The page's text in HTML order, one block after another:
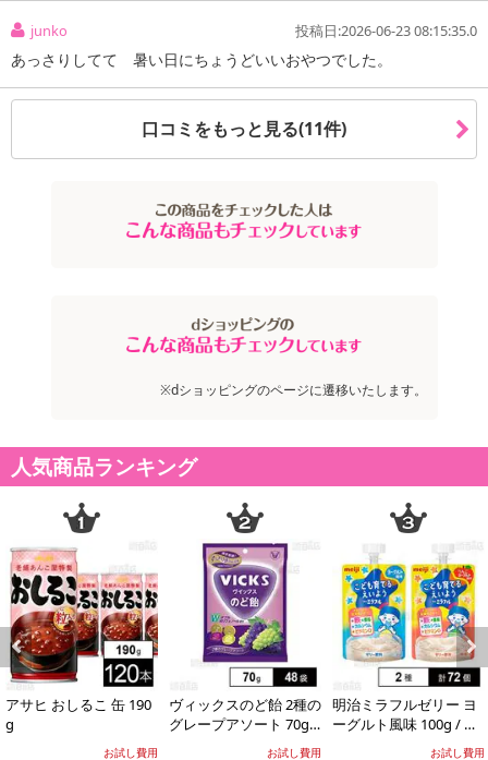
【ヨーグルセーキ パウチ ヨーグルトぶどう風味】
注意事項
お申込みの際は 「商品情報」に記載されている「注意事項」を
必ずご確認ください。
【キャンセルについて】
※お申込み後のキャンセルはお受けできません。
junko 投稿日:2026-06-23 08:15:35.0
あっさりしてて 暑い日にちょうどいいおやつでした。
口コミをもっと見る(11件)
※dショッピングのページに遷移いたします。
人気商品ランキング
Previous
アサヒ おしるこ 缶 190
g
お試し費用
ヴィックスのど飴 2種の
グレープアソート 70g
お試し費用
明治ミラフルゼリー ヨ
ーグルト風味 100g / り
んごヨーグルト風味 10
お試し費用
Next